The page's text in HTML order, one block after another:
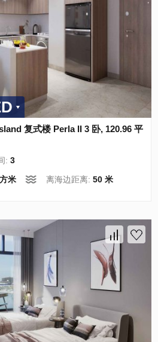
复式楼 Perla II 3 卧, 120.96 平
:3
米 离海边距离:50 米